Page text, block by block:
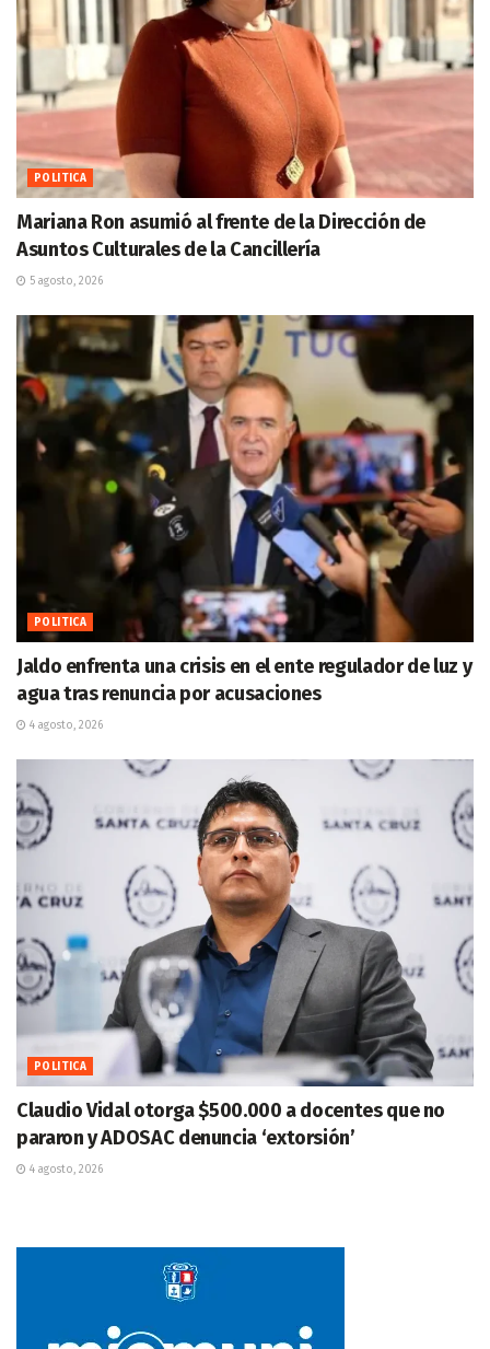
POLITICA
Mariana Ron asumió al frente de la Dirección de
Asuntos Culturales de la Cancillería
5 agosto, 2026
POLITICA
Jaldo enfrenta una crisis en el ente regulador de luz y
agua tras renuncia por acusaciones
4 agosto, 2026
POLITICA
Claudio Vidal otorga $500.000 a docentes que no
pararon y ADOSAC denuncia ‘extorsión’
4 agosto, 2026